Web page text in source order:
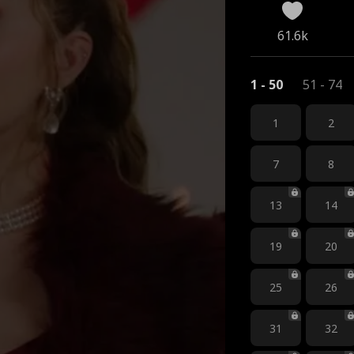
61.6k
1 - 50 51 - 74
1 2
7 8
13 14
19 20
25 26
31 32